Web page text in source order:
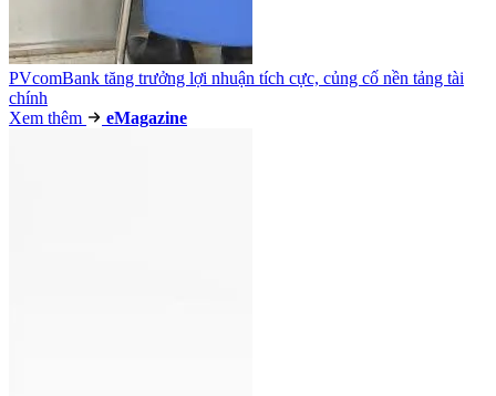
PVcomBank tăng trưởng lợi nhuận tích cực, củng cố nền tảng tài
chính
Xem thêm
eMagazine